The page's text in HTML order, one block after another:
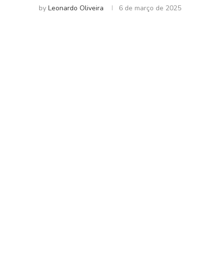
by Leonardo Oliveira 6 de março de 2025